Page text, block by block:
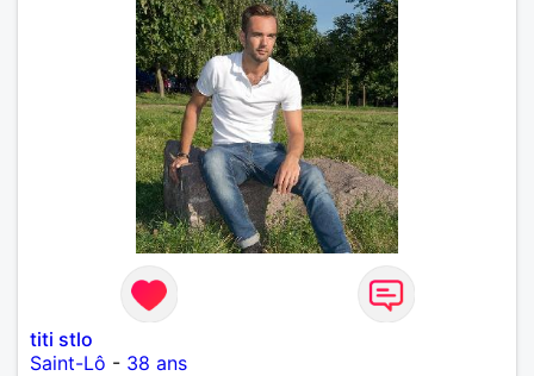
titi stlo
Saint-Lô - 38 ans